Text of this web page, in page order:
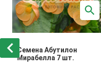
Семена Абутилон
Мирабелла 7 шт.